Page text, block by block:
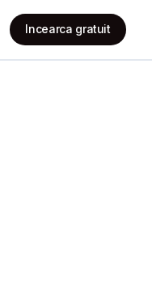
Incearca gratuit